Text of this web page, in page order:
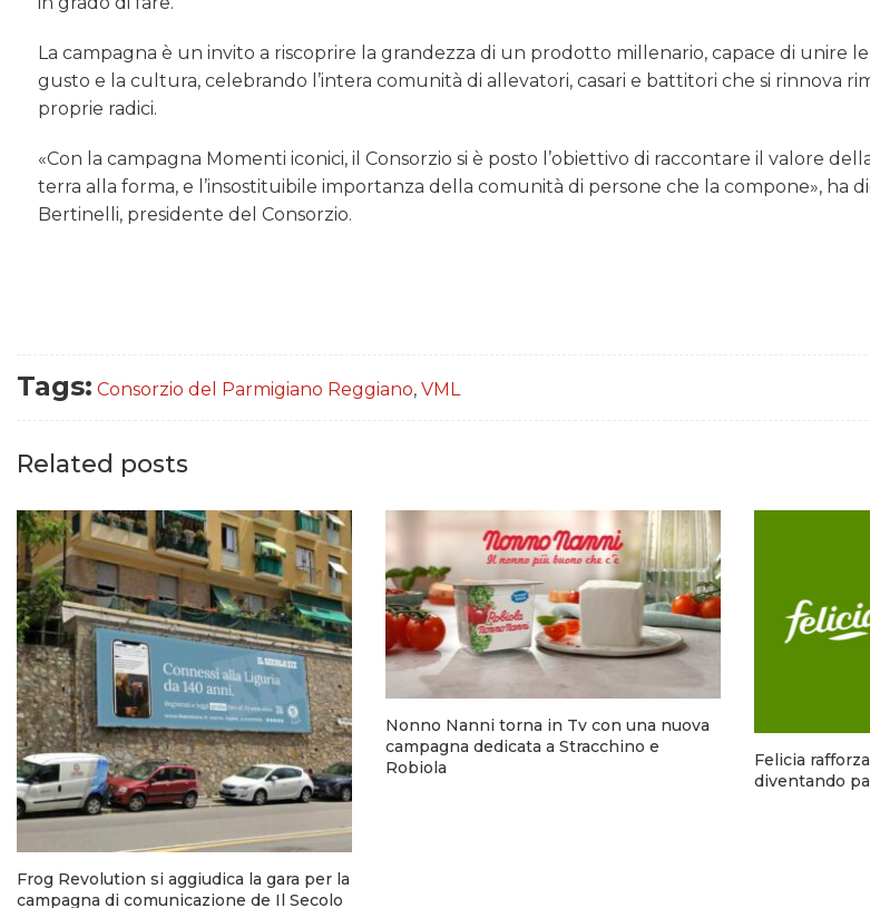
La campagna è un invito a riscoprire la grandezza di un prodotto millenario, capace di unire
gusto e la cultura, celebrando l’intera comunità di allevatori, casari e battitori che si rinnova
proprie radici.
«Con la campagna Momenti iconici, il Consorzio si è posto l’obiettivo di raccontare il valore
terra alla forma, e l’insostituibile importanza della comunità di persone che la compone», ha
Bertinelli, presidente del Consorzio.
Tags: Consorzio del Parmigiano Reggiano, VML
Related posts
Frog Revolution si aggiudica la gara per la
campagna di comunicazione de Il Secolo
Nonno Nanni torna in Tv con una nuova
campagna dedicata a Stracchino e
Robiola
Felicia
diventando